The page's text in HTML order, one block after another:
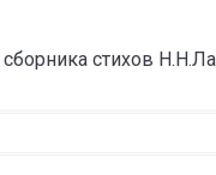
стихов